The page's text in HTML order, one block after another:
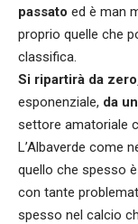
passato ed è man
proprio quelle che
classifica.
Si ripartirà da
esponenziale, da
settore amatoriale
L’Albaverde come
quello che spesso
con tante
spesso nel calcio